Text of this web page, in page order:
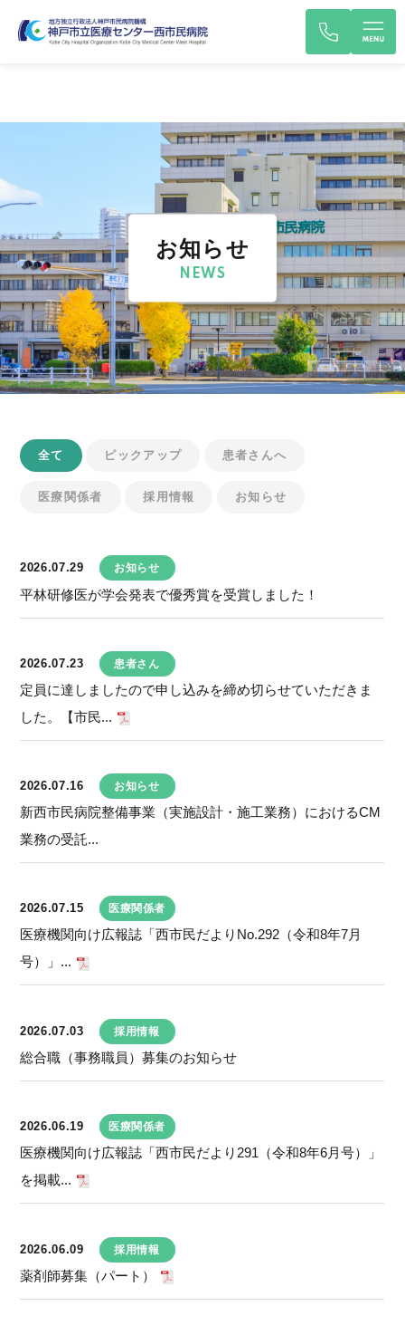
お知らせ
NEWS
全て ピックアップ 患者さんへ
医療関係者 採用情報 お知らせ
2026.07.29 お知らせ
平林研修医が学会発表で優秀賞を受賞しました！
2026.07.23 患者さん
定員に達しましたので申し込みを締め切らせていただきま
した。【市民...
2026.07.16 お知らせ
新西市民病院整備事業（実施設計・施工業務）におけるCM
業務の受託...
2026.07.15 医療関係者
医療機関向け広報誌「西市民だよりNo.292（令和8年7月
号）」...
2026.07.03 採用情報
総合職（事務職員）募集のお知らせ
2026.06.19 医療関係者
医療機関向け広報誌「西市民だより291（令和8年6月号）」
を掲載...
2026.06.09 採用情報
薬剤師募集（パート）